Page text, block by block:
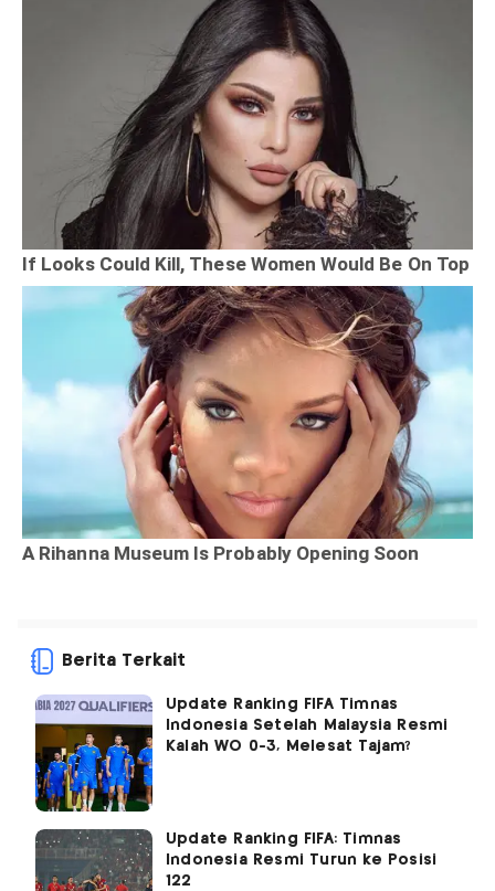
Berita Terkait
Update Ranking FIFA Timnas
Indonesia Setelah Malaysia Resmi
Kalah WO 0-3, Melesat Tajam?
Update Ranking FIFA: Timnas
Indonesia Resmi Turun ke Posisi
122